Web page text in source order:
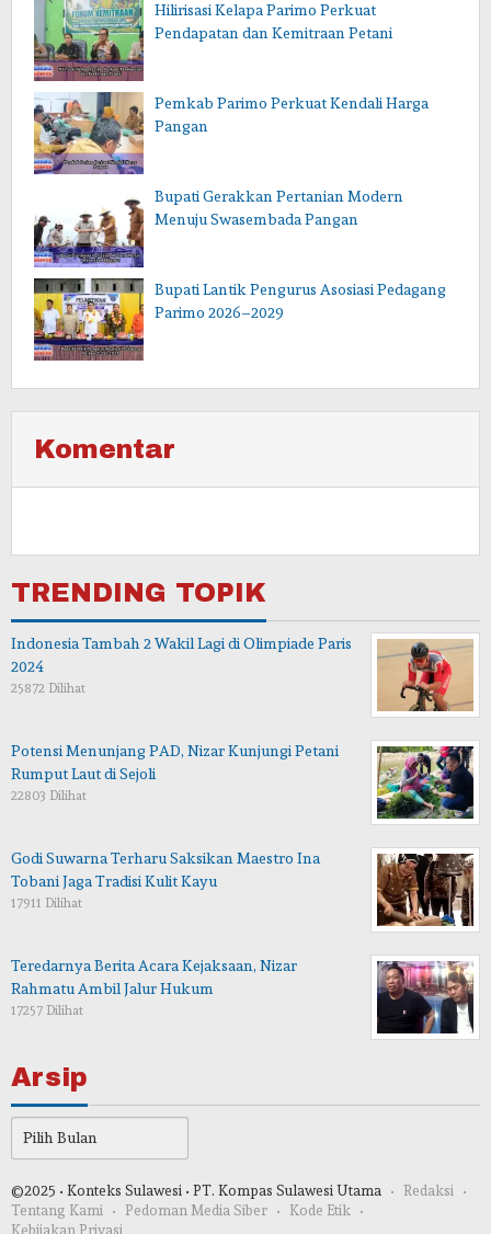
Hilirisasi Kelapa Parimo Perkuat
Pendapatan dan Kemitraan Petani
Pemkab Parimo Perkuat Kendali Harga
Pangan
Bupati Gerakkan Pertanian Modern
Menuju Swasembada Pangan
Bupati Lantik Pengurus Asosiasi Pedagang
Parimo 2026–2029
Komentar
TRENDING TOPIK
Indonesia Tambah 2 Wakil Lagi di Olimpiade Paris
2024
25872 Dilihat
Potensi Menunjang PAD, Nizar Kunjungi Petani
Rumput Laut di Sejoli
22803 Dilihat
Godi Suwarna Terharu Saksikan Maestro Ina
Tobani Jaga Tradisi Kulit Kayu
17911 Dilihat
Teredarnya Berita Acara Kejaksaan, Nizar
Rahmatu Ambil Jalur Hukum
17257 Dilihat
Arsip
©2025 • Konteks Sulawesi • PT. Kompas Sulawesi Utama
Redaksi
Tentang Kami
Pedoman Media Siber
Kode Etik
Kebijakan Privasi